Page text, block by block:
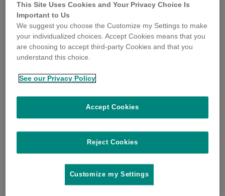
This Site Uses Cookies and Your Privacy Choice Is
Important to Us
We suggest you choose the Customize my Settings to make
your individualized choices. Accept Cookies means that you
are choosing to accept third-party Cookies and that you
understand this choice.
See our Privacy Policy
Reject Cookies
Accept Cookies
Customize my Settings